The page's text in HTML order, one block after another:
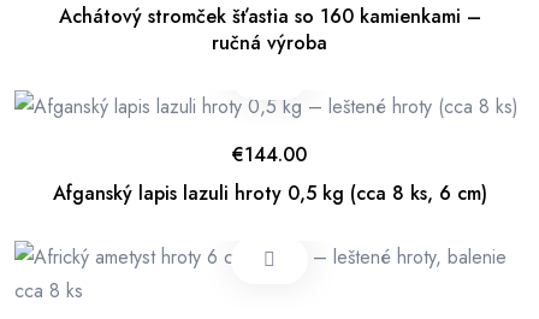
Achátový stromček šťastia so 160 kamienkami –
ručná výroba
Afganský lapis lazuli hroty 0,5 kg (cca 8 ks, 6 cm)
€144.00